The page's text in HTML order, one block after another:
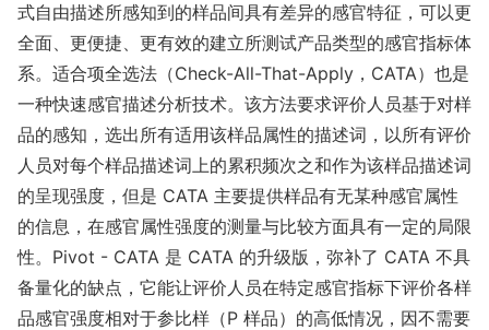
式自由描述所感知到的样品间具有差异的感官特征，可以更
全面、更便捷、更有效的建立所测试产品类型的感官指标体
系。适合项全选法（Check-All-That-Apply，CATA）也是
一种快速感官描述分析技术。该方法要求评价人员基于对样
品的感知，选出所有适用该样品属性的描述词，以所有评价
人员对每个样品描述词上的累积频次之和作为该样品描述词
的呈现强度，但是 CATA 主要提供样品有无某种感官属性
的信息，在感官属性强度的测量与比较方面具有一定的局限
性。Pivot - CATA 是 CATA 的升级版，弥补了 CATA 不具
备量化的缺点，它能让评价人员在特定感官指标下评价各样
品感官强度相对于参比样（P 样品）的高低情况，因不需要